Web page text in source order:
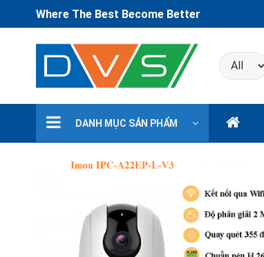
Where The Best Become Better
DANH MỤC SẢN PHẨM